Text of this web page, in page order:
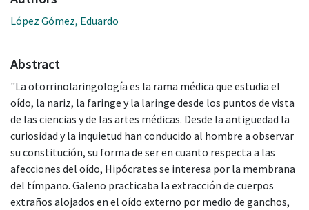
López Gómez, Eduardo
Abstract
"La otorrinolaringología es la rama médica que estudia el
oído, la nariz, la faringe y la laringe desde los puntos de vista
de las ciencias y de las artes médicas. Desde la antigüedad la
curiosidad y la inquietud han conducido al hombre a observar
su constitución, su forma de ser en cuanto respecta a las
afecciones del oído, Hipócrates se interesa por la membrana
del tímpano. Galeno practicaba la extracción de cuerpos
extraños alojados en el oído externo por medio de ganchos,